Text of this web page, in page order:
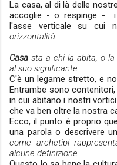
La casa, al di là delle
accoglie - o respinge - i
l'asse verticale su cui
orizzontalità.
Casa sta a chi la abita, o
al suo significante.
C'è un legame stretto, e
Entrambe sono
in cui abitano i nostri
che va ben oltre la nostra
Ecco, il punto è proprio
una parola o descrivere
come archetipi
alcune definizione.